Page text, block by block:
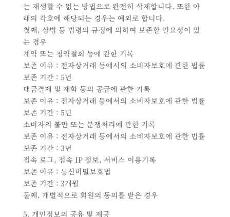
는 재생할 수 없는 방법으로 완전히 삭제합니다. 또한 아
래의 각호에 해당되는 경우는 예외로 합니다.
첫째, 상법 등 법령의 규정에 의하여 보존할 필요성이 있
는 경우
계약 또는 청약철회 등에 관한 기록
보존 이유 : 전자상거래 등에서의 소비자보호에 관한 법률
보존 기간 : 5년
대금결제 및 재화 등의 공급에 관한 기록
보존 이유 : 전자상거래 등에서의 소비자보호에 관한 법률
보존 기간 : 5년
소비자의 불만 또는 분쟁처리에 관한 기록
보존 이유 : 전자상거래 등에서의 소비자보호에 관한 법률
보존 기간 : 3년
접속 로그, 접속 IP 정보, 서비스 이용기록
보존 이유 : 통신비밀보호법
보존 기간 : 3개월
둘째, 개별적으로 회원의 동의를 받은 경우
5. 개인정보의 공유 및 제공